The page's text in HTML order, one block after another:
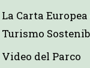
La Carta
Turismo
Video del Parco